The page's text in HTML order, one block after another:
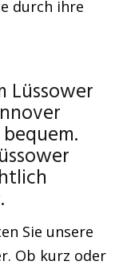
durch ihre
Lüssower
Sie unsere
Ob kurz oder